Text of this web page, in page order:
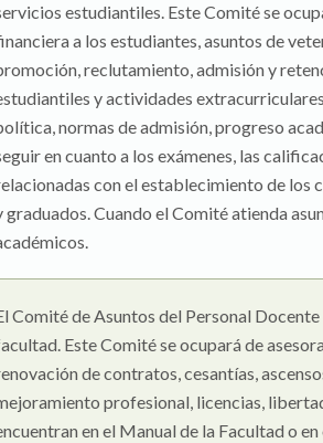
estudiantiles. Este Comité se
a los estudiantes, asuntos de
reclutamiento, admisión y
y actividades
normas de admisión, progreso
en cuanto a los exámenes, las
con el establecimiento de los
graduados. Cuando el Comité atienda
Comité de Asuntos del Personal
Este Comité se ocupará de
de contratos, cesantías,
profesional, licencias,
en el Manual de la Facultad o